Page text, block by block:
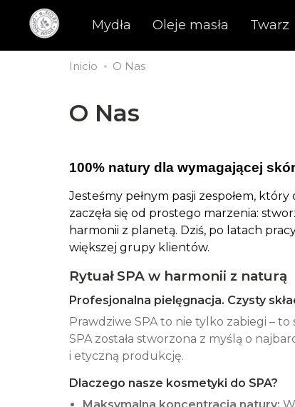
Mydła Oleje masła Twarz
Inicio O Nas
O Nas
100% natury dla wymagającej
Jesteśmy pełnym pasji zespołem,
zaczęła się od prostego marzenia:
harmonii z planetą. Dziś, po latach
większej grupy klientów.
Rytuał SPA w harmonii z naturą
Profesjonalna pielęgnacja. Czysty
Prawdziwe SPA to nie tylko zabiegi –
SPA została stworzona z myślą o
i etyczną produkcję.
Dlaczego nasze kosmetyki do SPA?